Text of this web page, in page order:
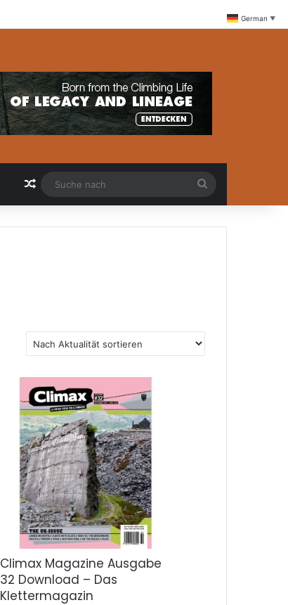
Zufällige Artikel
nach
Climax Magazine Ausgabe
32 Download – Das
Klettermagazin
German ▼